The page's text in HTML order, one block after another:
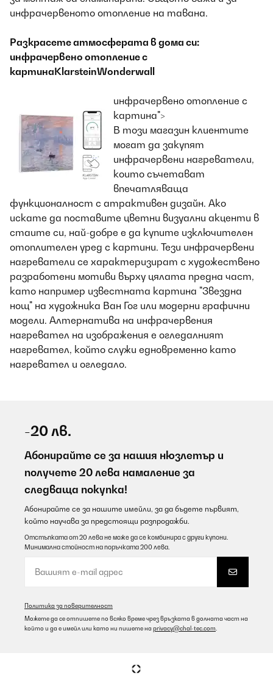
инфрачервеното отопление на тавана.
Разкрасете атмосферата в дома си:
инфрачервено отопление с
картинаKlarsteinWonderwall
инфрачервено отопление с
картина">
В този магазин клиентите
могат да закупят
инфрачервени нагреватели,
които съчетават
впечатляваща
функционалност с атрактивен дизайн. Ако
искате да поставите цветни визуални акценти в
стаите си, най-добре е да купите изключителен
отоплителен уред с картини. Тези инфрачервени
нагреватели се характеризират с художествено
разработени мотиви върху цялата предна част,
като например известната картина "Звездна
нощ" на художника Ван Гог или модерни графични
модели. Алтернатива на инфрачервения
нагревател на изображения е огледалният
нагревател, който служи едновременно като
нагревател и огледало.
-20 лв.
Абонирайте се за нашия нюзлетър и
получете 20 лева намаление за
следваща покупка!
Абонирайте се за нашите имейли, за да бъдете първият,
който научава за предстоящи разпродажби.
Отстъпката от 20 лева не може да се комбинира с други купони.
Минимална стойност на поръчката 200 лева.
Политика за поверителност
Можете да се отпишете по всяко време чрез връзката в долната част на
който и да е имейл или като ни пишете на privacy@chal-tec.com